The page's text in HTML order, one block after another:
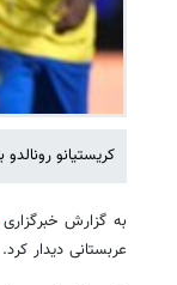
کریستیانو
به گزارش
عربستانی دیدار کرد.